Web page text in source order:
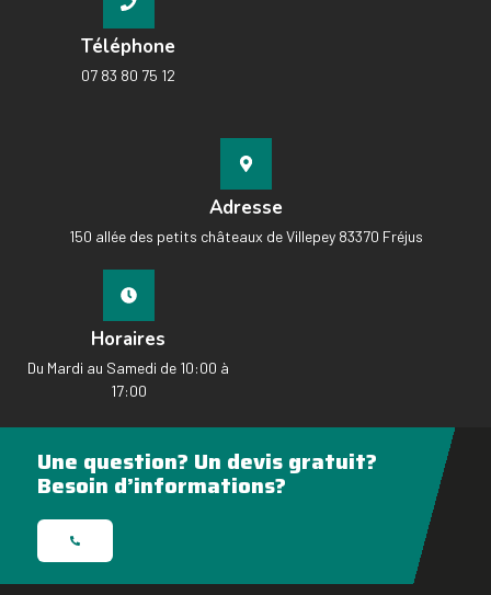
Téléphone
07 83 80 75 12
Adresse
150 allée des petits châteaux de Villepey 83370 Fréjus
Horaires
Du Mardi au Samedi de 10:00 à
17:00
Une question? Un devis gratuit?
Besoin d’informations?